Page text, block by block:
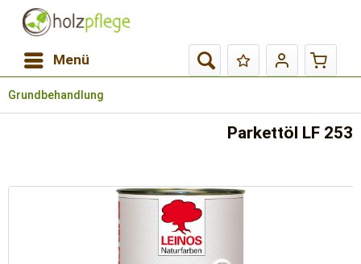
Menü
Grundbehandlung
Parkettöl LF 253